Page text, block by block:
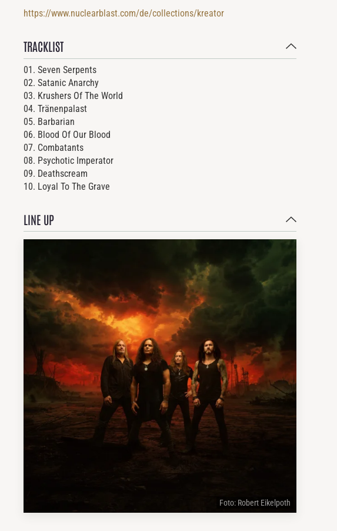
https://www.nuclearblast.com/de/collections/kreator
TRACKLIST
01. Seven Serpents
02. Satanic Anarchy
03. Krushers Of The World
04. Tränenpalast
05. Barbarian
06. Blood Of Our Blood
07. Combatants
08. Psychotic Imperator
09. Deathscream
10. Loyal To The Grave
LINE UP
Foto: Robert Eikelpoth